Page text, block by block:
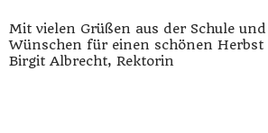
Mit vielen Grüßen aus der Schule
Wünschen für einen schönen Herbst
Birgit Albrecht, Rektorin